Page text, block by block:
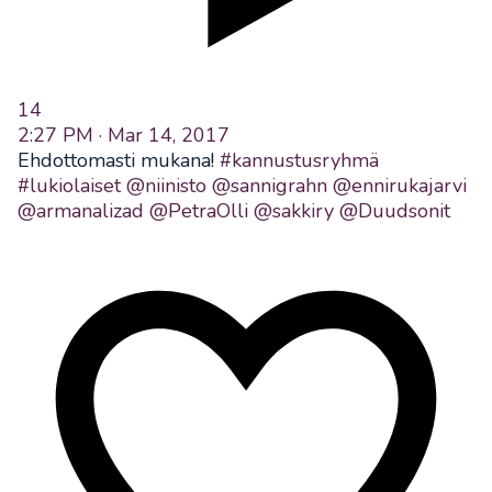
14
2:27 PM · Mar 14, 2017
Ehdottomasti mukana! #kannustusryhmä
#lukiolaiset @niinisto @sannigrahn @ennirukajarvi
@armanalizad @PetraOlli @sakkiry @Duudsonit